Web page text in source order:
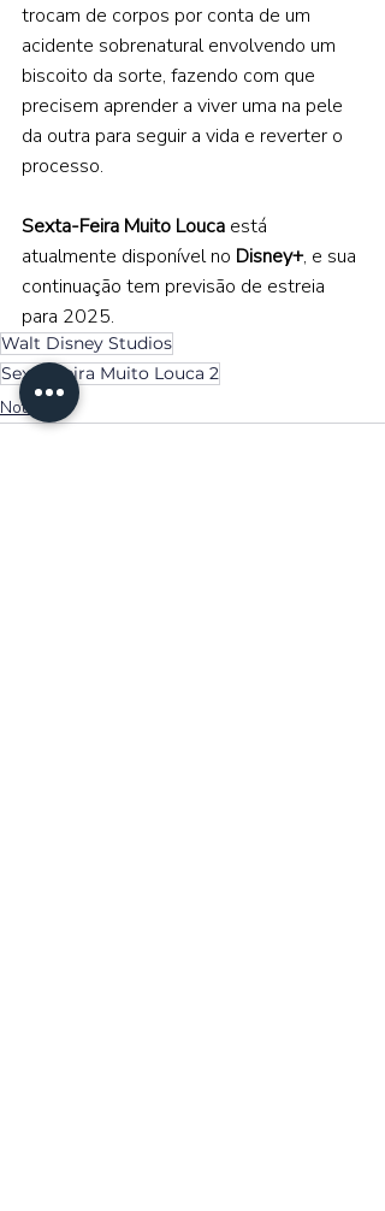
trocam de corpos por conta de um
acidente sobrenatural envolvendo um
biscoito da sorte, fazendo com que
precisem aprender a viver uma na pele
da outra para seguir a vida e reverter o
processo.
Sexta-Feira Muito Louca está
atualmente disponível no Disney+, e sua
continuação tem previsão de estreia
para 2025.
Walt Disney Studios
Sexta-Feira Muito Louca 2
Noticias